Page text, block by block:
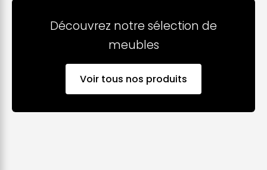
Découvrez notre sélection de
meubles
Voir tous nos produits